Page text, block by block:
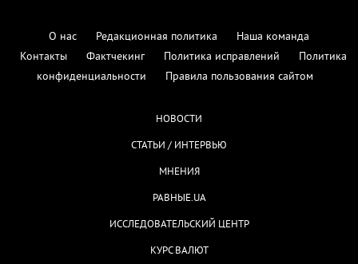
О нас Редакционная политика
Наша команда
Контакты
Фактчекинг Политика исправлений
Политика
конфиденциальности
Правила пользования сайтом
НОВОСТИ
СТАТЬИ / ИНТЕРВЬЮ
МНЕНИЯ
РАВНЫЕ.UA
ИССЛЕДОВАТЕЛЬСКИЙ ЦЕНТР
КУРС ВАЛЮТ